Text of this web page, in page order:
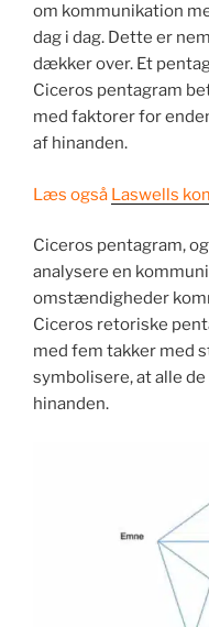
om kommunikation
dag i dag. Dette er
dækker over. Et
Ciceros pentagram
med faktorer for
af hinanden.
Læs også Laswells
Ciceros pentagram,
analysere en
omstændigheder
Ciceros retoriske
med fem takker med
symbolisere, at alle
hinanden.